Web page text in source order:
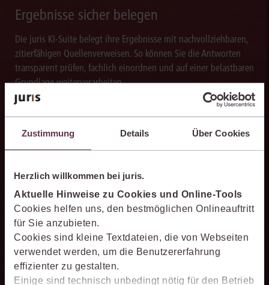
Zustimmung Details Über Cookies
Herzlich willkommen bei juris.
Aktuelle Hinweise zu Cookies und Online-Tools
Cookies helfen uns, den bestmöglichen Onlineauftritt
für Sie anzubieten.
Cookies sind kleine Textdateien, die von Webseiten
verwendet werden, um die Benutzererfahrung
effizienter zu gestalten.
Einige sind technisch unbedingt nötig für den Betrieb
Ergebnisse sicher belegen
Die juris KI-Suite belegt ihre Ergebnisse mit nachvollziehbaren,
zitierfähigen Quellenverweisen. So können Sie die Antworten
transparent prüfen, fachlich einordnen und auf einer belastbaren
Grundlage weiterverarbeiten.
Schneller analysieren
Die juris KI-Suite beschleunigt die Analyse komplexer
juristischer Fragestellungen. Sie hilft dabei, Sachverhalte
einzuordnen, Zusammenhänge zu erkennen und belastbare
Ansatzpunkte für die weitere Bearbeitung zu gewinnen. Dabei
können Sie sich auf die Quellenqualität und die Aktualität des
juris Datenraums verlassen.